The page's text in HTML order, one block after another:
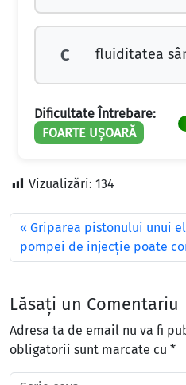
C fluiditatea
Dificultate Întrebare:
FOARTE UȘOARĂ
Vizualizări: 134
Griparea pistonului unui
pompei de injecţie poate
Lăsați un Comentariu
Adresa ta de email nu va fi
obligatorii sunt marcate cu *